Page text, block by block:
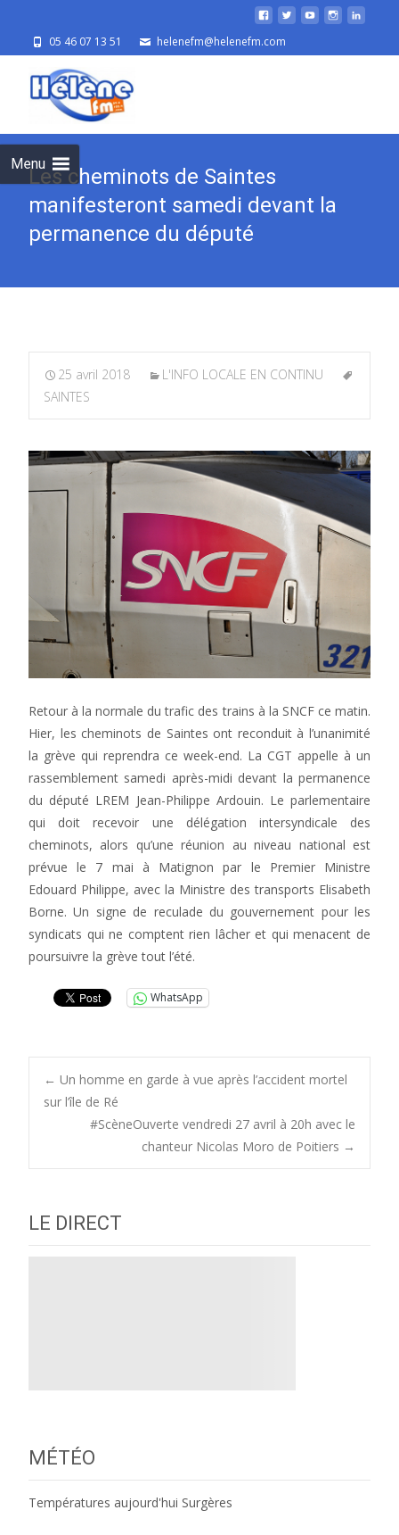
05 46 07 13 51 helenefm@helenefm.com
Menu
Les cheminots de Saintes
manifesteront samedi devant la
permanence du député
25 avril 2018
L'INFO LOCALE EN CONTINU
SAINTES
Retour à la normale du trafic des trains à la SNCF ce matin.
Hier, les cheminots de Saintes ont reconduit à l’unanimité
la grève qui reprendra ce week-end. La CGT appelle à un
rassemblement samedi après-midi devant la permanence
du député LREM Jean-Philippe Ardouin. Le parlementaire
qui doit recevoir une délégation intersyndicale des
cheminots, alors qu’une réunion au niveau national est
prévue le 7 mai à Matignon par le Premier Ministre
Edouard Philippe, avec la Ministre des transports Elisabeth
Borne. Un signe de reculade du gouvernement pour les
syndicats qui ne comptent rien lâcher et qui menacent de
poursuivre la grève tout l’été.
WhatsApp
Post
navigation
← Un homme en garde à vue après l’accident mortel
sur l’île de Ré
#ScèneOuverte vendredi 27 avril à 20h avec le
chanteur Nicolas Moro de Poitiers →
LE DIRECT
MÉTÉO
Températures aujourd'hui Surgères